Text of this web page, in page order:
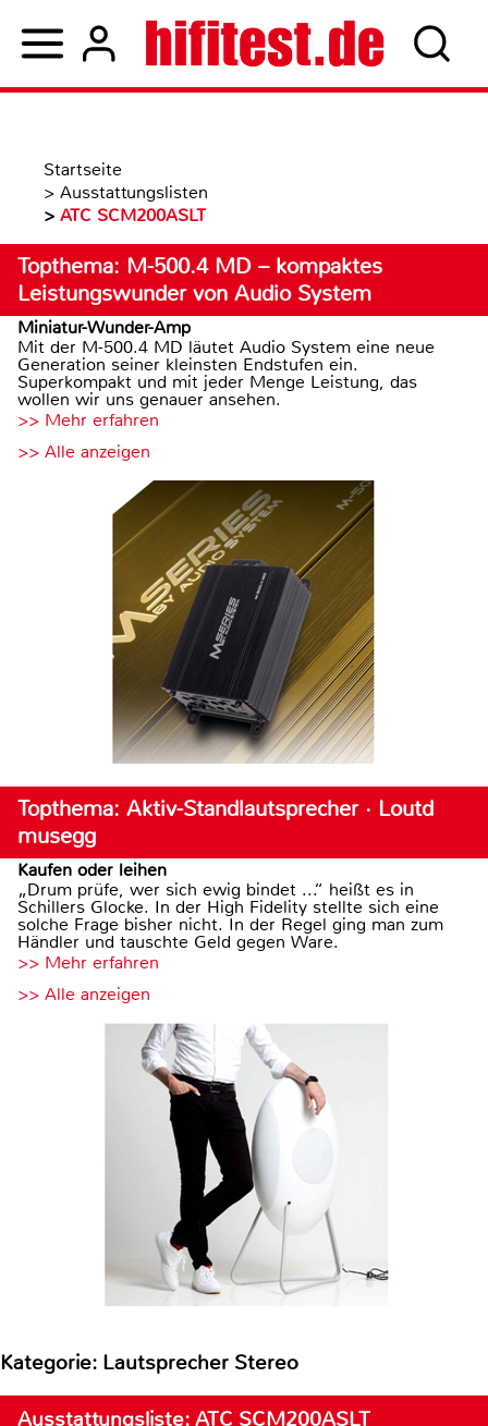
Startseite
> Ausstattungslisten
> ATC SCM200ASLT
Topthema: M-500.4 MD – kompaktes
Leistungswunder von Audio System
Miniatur-Wunder-Amp
Mit der M-500.4 MD läutet Audio System eine neue
Generation seiner kleinsten Endstufen ein.
Superkompakt und mit jeder Menge Leistung, das
wollen wir uns genauer ansehen.
>> Mehr erfahren
>> Alle anzeigen
Topthema: Aktiv-Standlautsprecher · Loutd
musegg
Kaufen oder leihen
„Drum prüfe, wer sich ewig bindet ...“ heißt es in
Schillers Glocke. In der High Fidelity stellte sich eine
solche Frage bisher nicht. In der Regel ging man zum
Händler und tauschte Geld gegen Ware.
>> Mehr erfahren
>> Alle anzeigen
Kategorie: Lautsprecher Stereo
Ausstattungsliste: ATC SCM200ASLT